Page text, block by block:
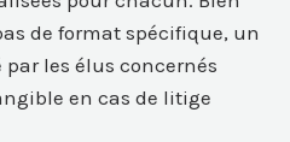
de format spécifique, un
les élus concernés
en cas de litige